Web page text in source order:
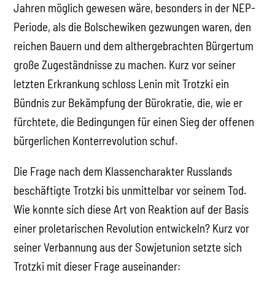
Jahren möglich gewesen wäre, besonders in der NEP-
Periode, als die Bolschewiken gezwungen waren, den
reichen Bauern und dem althergebrachten Bürgertum
große Zugeständnisse zu machen. Kurz vor seiner
letzten Erkrankung schloss Lenin mit Trotzki ein
Bündnis zur Bekämpfung der Bürokratie, die, wie er
fürchtete, die Bedingungen für einen Sieg der offenen
bürgerlichen Konterrevolution schuf.
Die Frage nach dem Klassencharakter Russlands
beschäftigte Trotzki bis unmittelbar vor seinem Tod.
Wie konnte sich diese Art von Reaktion auf der Basis
einer proletarischen Revolution entwickeln? Kurz vor
seiner Verbannung aus der Sowjetunion setzte sich
Trotzki mit dieser Frage auseinander: